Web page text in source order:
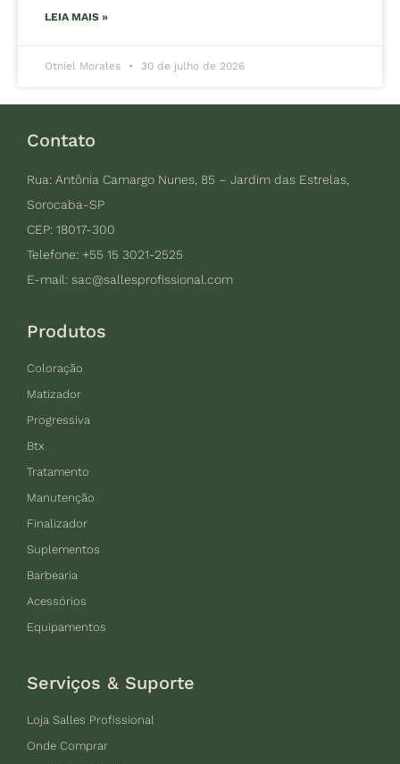
LEIA MAIS »
Otniel Morales 30 de julho de 2026
Contato
Rua: Antônia Camargo Nunes, 85 – Jardim das Estrelas,
Sorocaba-SP
CEP: 18017-300
Telefone: +55 15 3021-2525
E-mail: sac@sallesprofissional.com
Produtos
Coloração
Matizador
Progressiva
Btx
Tratamento
Manutenção
Finalizador
Suplementos
Barbearia
Acessórios
Equipamentos
Serviços & Suporte
Loja Salles Profissional
Onde Comprar